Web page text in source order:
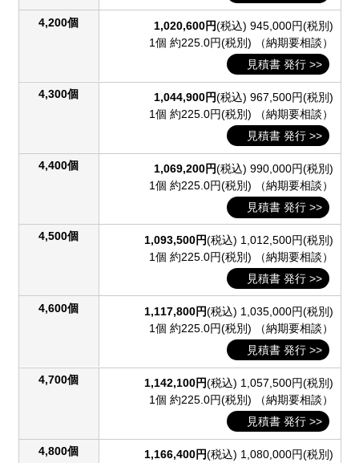
4,200個 1,020,600円(税込) 945,000円(税別)
1個 約225.0円(税別) （納期要相談）
見積書 発行 >>
4,300個 1,044,900円(税込) 967,500円(税別)
1個 約225.0円(税別) （納期要相談）
見積書 発行 >>
4,400個 1,069,200円(税込) 990,000円(税別)
1個 約225.0円(税別) （納期要相談）
見積書 発行 >>
4,500個 1,093,500円(税込) 1,012,500円(税別)
1個 約225.0円(税別) （納期要相談）
見積書 発行 >>
4,600個 1,117,800円(税込) 1,035,000円(税別)
1個 約225.0円(税別) （納期要相談）
見積書 発行 >>
4,700個 1,142,100円(税込) 1,057,500円(税別)
1個 約225.0円(税別) （納期要相談）
見積書 発行 >>
4,800個 1,166,400円(税込) 1,080,000円(税別)